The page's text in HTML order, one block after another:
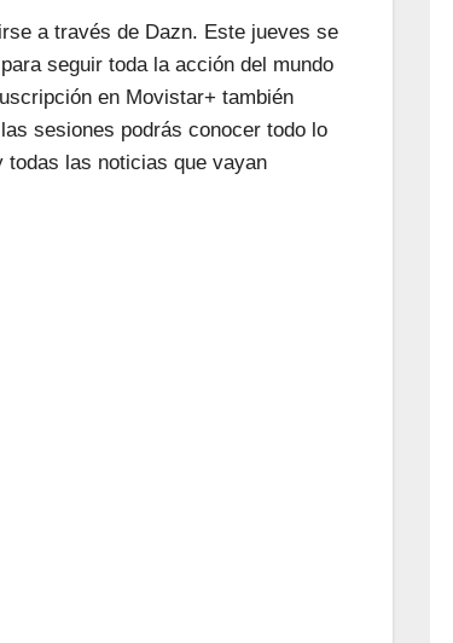
a través de Dazn. Este jueves se
seguir toda la acción del mundo
en Movistar+ también
sesiones podrás conocer todo lo
todas las noticias que vayan